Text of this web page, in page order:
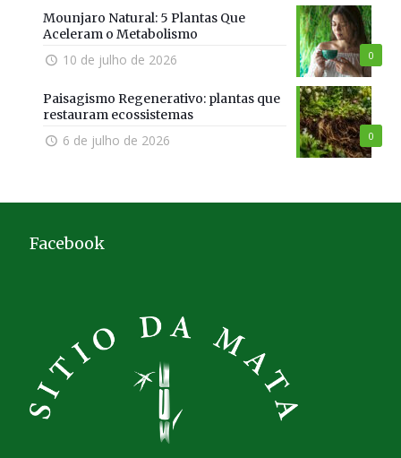
0
Mounjaro Natural: 5 Plantas Que
Aceleram o Metabolismo
10 de julho de 2026
0
Paisagismo Regenerativo: plantas que
restauram ecossistemas
6 de julho de 2026
Facebook